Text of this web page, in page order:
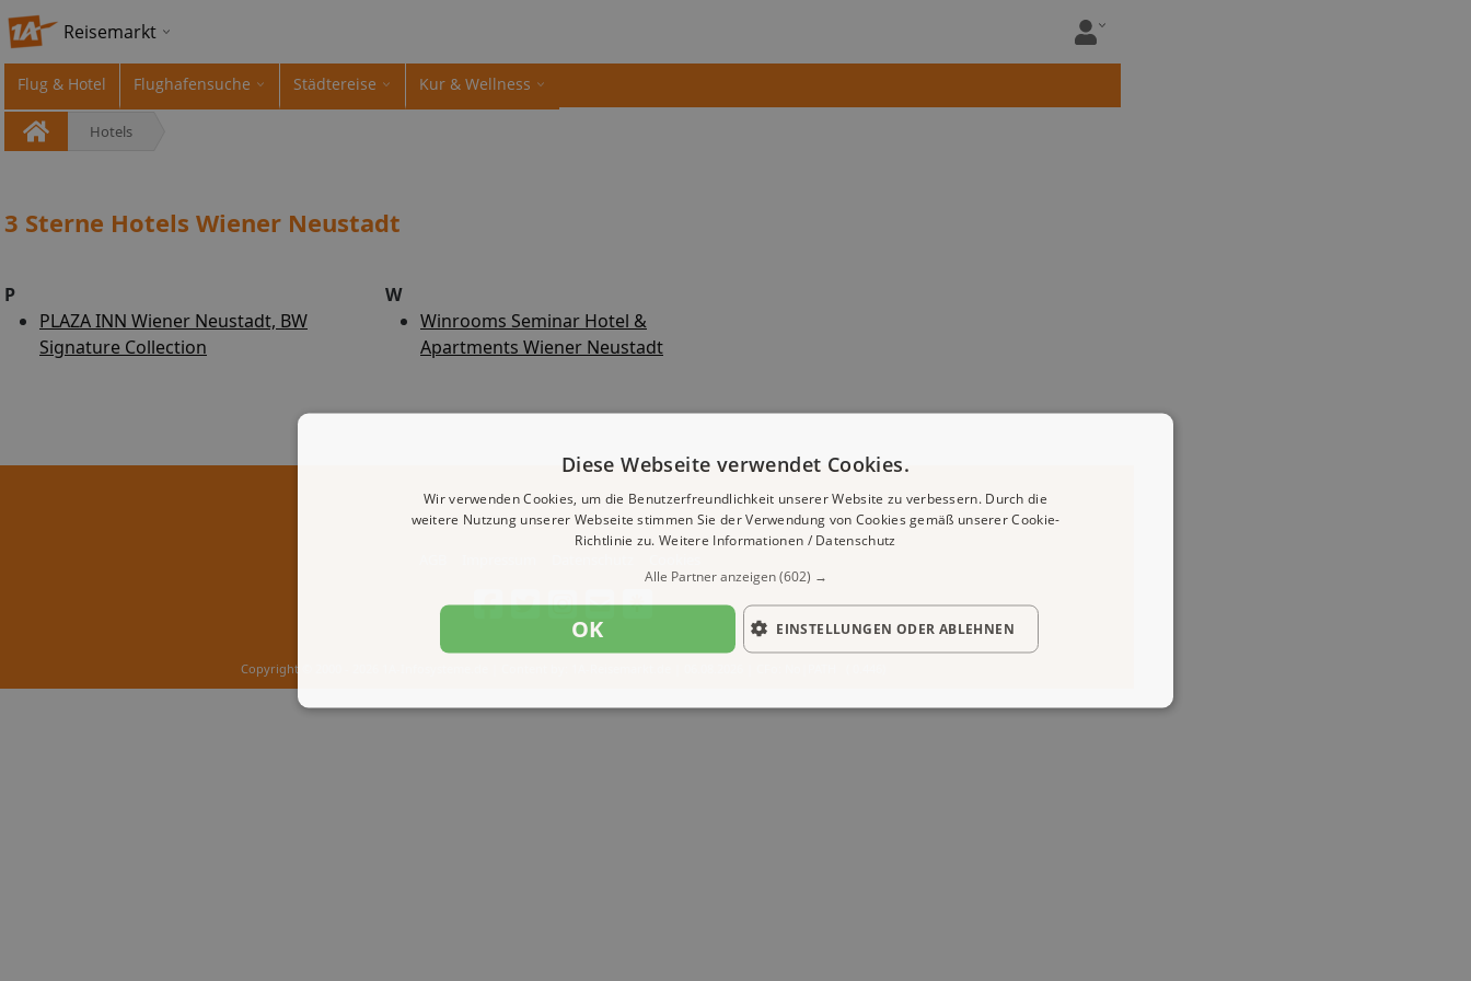
Reisemarkt
Flug & Hotel Flughafensuche Städtereise Kur & Wellness
Hotels
3 Sterne Hotels Wiener Neustadt
P
PLAZA INN Wiener Neustadt, BW
Signature Collection
W
Winrooms Seminar Hotel &
Apartments Wiener Neustadt
Copyright © 2000 - 2026 1A-Infosysteme.de | Content by: 1A-Reisemarkt.de | 06.08.2026
Diese Webseite verwendet Cookies.
Wir verwenden Cookies, um die Benutzerfreundlichkeit unserer Website zu verbessern. Durch die
weitere Nutzung unserer Webseite stimmen Sie der Verwendung von Cookies gemäß unserer Cookie-
Richtlinie zu. Weitere Informationen / Datenschutz
Alle Partner anzeigen(602) →
OK EINSTELLUNGEN ODER ABLEHNEN